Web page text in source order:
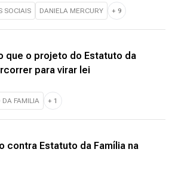
SOCIAIS DANIELA MERCURY + 9
que o projeto do Estatuto da
para virar lei
DA FAMILIA + 1
contra Estatuto da Família na